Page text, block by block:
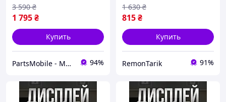
1 795₴
3 590 ₴
Купить
PartsMobile - Магазин запчастин (телефони, планшети, ноутбуки) 94%
815₴
1 630 ₴
Купить
RemonTarik 91%